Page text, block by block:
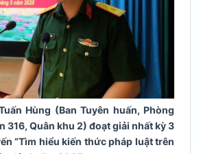
Hùng (Ban Tuyên huấn, Phòng
316, Quân khu 2) đoạt giải nhất kỳ 3
“Tìm hiểu kiến thức pháp luật trên